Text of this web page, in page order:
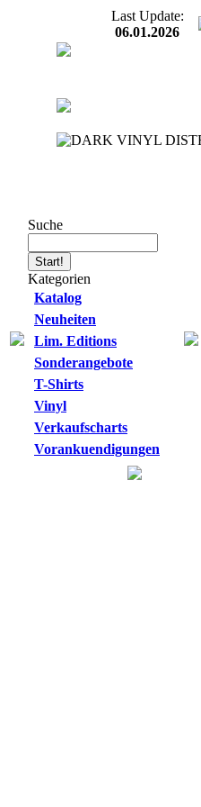
Last Update:
06.01.2026
Suche
Kategorien
Katalog
Neuheiten
Lim. Editions
Sonderangebote
T-Shirts
Vinyl
Verkaufscharts
Vorankuendigungen